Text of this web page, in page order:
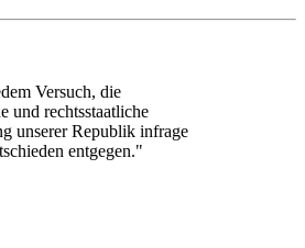
Versuch, die
und rechtsstaatliche
unserer Republik infrage
entgegen."